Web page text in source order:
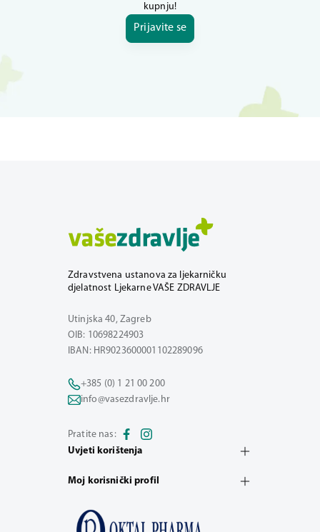
kupnju!
Prijavite se
Zdravstvena ustanova za ljekarničku
djelatnost Ljekarne VAŠE ZDRAVLJE
Utinjska 40, Zagreb
OIB: 10698224903
IBAN: HR9023600001102289096
+385 (0) 1 21 00 200
info@vasezdravlje.hr
Pratite nas:
Uvjeti korištenja
Moj korisnički profil